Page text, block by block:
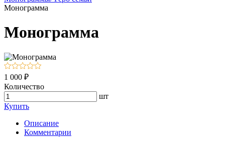
Монограмма
Монограмма
1 000 ₽
Количество
шт
Купить
Описание
Комментарии